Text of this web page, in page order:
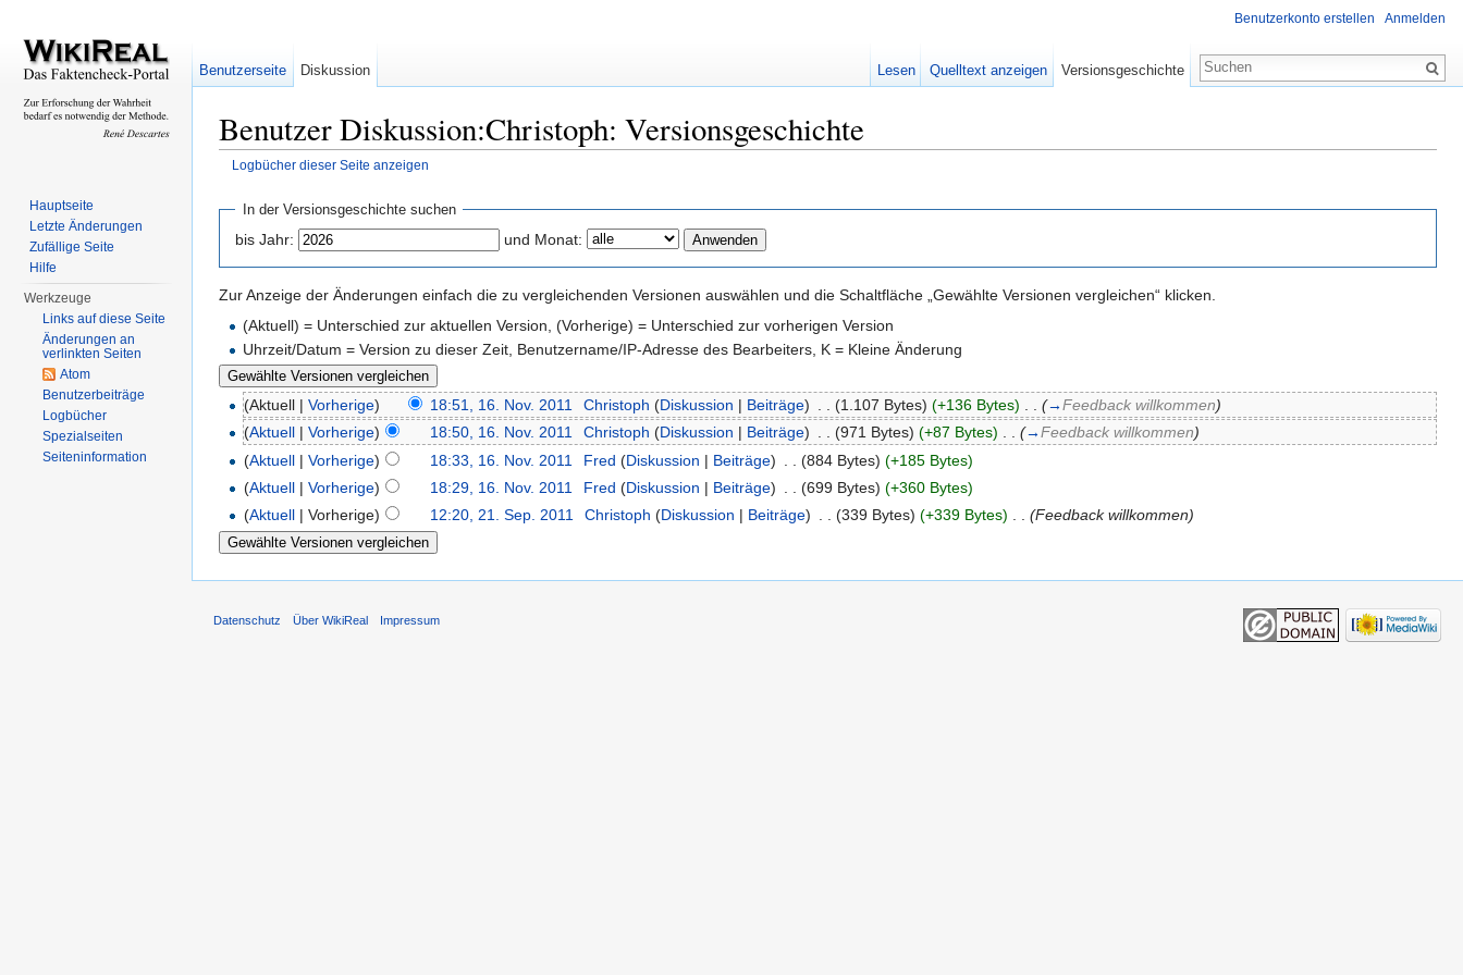
Benutzer Diskussion:Christoph: Versionsgeschichte
Logbücher dieser Seite anzeigen
In der Versionsgeschichte suchen
bis Jahr: und Monat:
Zur Anzeige der Änderungen einfach die zu vergleichenden Versionen auswählen und die Schaltfläche „Gewählte Versionen vergleichen“ klicken.
(Aktuell) = Unterschied zur aktuellen Version, (Vorherige) = Unterschied zur vorherigen Version
Uhrzeit/Datum = Version zu dieser Zeit, Benutzername/IP-Adresse des Bearbeiters, K = Kleine Änderung
(Aktuell |Vorherige) 18:51, 16. Nov. 2011 Christoph (Diskussion | Beiträge) (1.107 Bytes) (+136 Bytes) (→Feedback willkommen)
(Aktuell |Vorherige) 18:50, 16. Nov. 2011 Christoph (Diskussion | Beiträge) . . (971 Bytes) (+87 Bytes) . . (→Feedback willkommen)
(Aktuell |Vorherige) 18:33, 16. Nov. 2011 Fred (Diskussion | Beiträge) (884 Bytes) (+185 Bytes)
(Aktuell |Vorherige) 18:29, 16. Nov. 2011 Fred (Diskussion | Beiträge) (699 Bytes) (+360 Bytes)
(Aktuell | Vorherige) 12:20, 21. Sep. 2011 Christoph (Diskussion | Beiträge) . . (339 Bytes) (+339 Bytes) . . (Feedback willkommen)
Benutzerkonto erstellen Anmelden
Benutzerseite Diskussion Lesen Quelltext anzeigen Versionsgeschichte
Hauptseite
Letzte Änderungen
Zufällige Seite
Hilfe
Werkzeuge
Links auf diese Seite
Änderungen an
verlinkten Seiten
Atom
Benutzerbeiträge
Logbücher
Spezialseiten
Seiteninformation
Datenschutz Über WikiReal Impressum